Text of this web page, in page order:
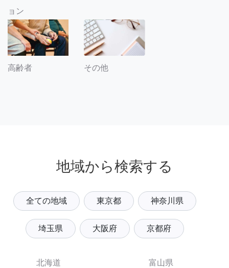
ョン
高齢者 その他
地域から検索する
全ての地域 東京都 神奈川県
埼玉県 大阪府 京都府
北海道
富山県